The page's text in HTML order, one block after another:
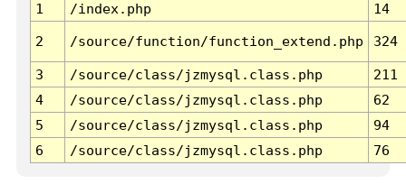
1
/index.php 14
2 /source/function/function_extend.php 324
3 /source/class/jzmysql.class.php
211
4
/source/class/jzmysql.class.php
62
5
/source/class/jzmysql.class.php
94
6
/source/class/jzmysql.class.php 76